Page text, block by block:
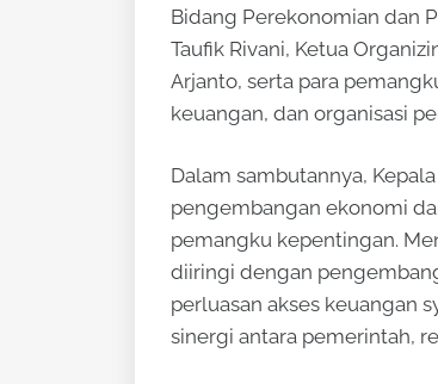
Bidang Perekonomian dan
Taufik Rivani, Ketua
Arjanto, serta para
keuangan, dan organisasi
Dalam sambutannya,
pengembangan ekonomi
pemangku kepentingan.
diiringi dengan
perluasan akses keuangan
sinergi antara pemerintah,